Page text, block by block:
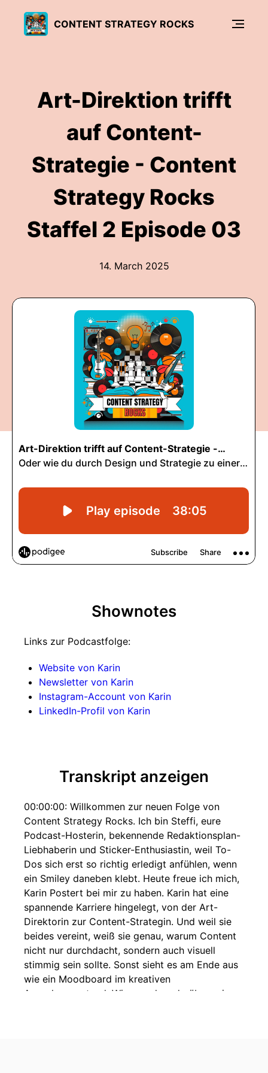
CONTENT STRATEGY ROCKS
Art-Direktion trifft
auf Content-
Strategie - Content
Strategy Rocks
Staffel 2 Episode 03
14. March 2025
Shownotes
Links zur Podcastfolge:
Website von Karin
Newsletter von Karin
Instagram-Account von Karin
LinkedIn-Profil von Karin
Transkript anzeigen
00:00:00: Willkommen zur neuen Folge von
Content Strategy Rocks. Ich bin Steffi, eure
Podcast-Hosterin, bekennende Redaktionsplan-
Liebhaberin und Sticker-Enthusiastin, weil To-
Dos sich erst so richtig erledigt anfühlen, wenn
ein Smiley daneben klebt. Heute freue ich mich,
Karin Postert bei mir zu haben. Karin hat eine
spannende Karriere hingelegt, von der Art-
Direktorin zur Content-Strategin. Und weil sie
beides vereint, weiß sie genau, warum Content
nicht nur durchdacht, sondern auch visuell
stimmig sein sollte. Sonst sieht es am Ende aus
wie ein Moodboard im kreativen
Ausnahmezustand. Wir sprechen darüber, wie